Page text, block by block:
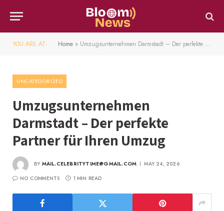
YOU ARE AT: Home » Umzugsunternehmen Darmstadt – Der perfekte Partner für Ihren Umzug
UNCATEGORIZED
Umzugsunternehmen
Darmstadt – Der perfekte
Partner für Ihren Umzug
BY MAIL.CELEBRITYTIME@GMAIL.COM
MAY 24, 2026
NO COMMENTS
1 MIN READ